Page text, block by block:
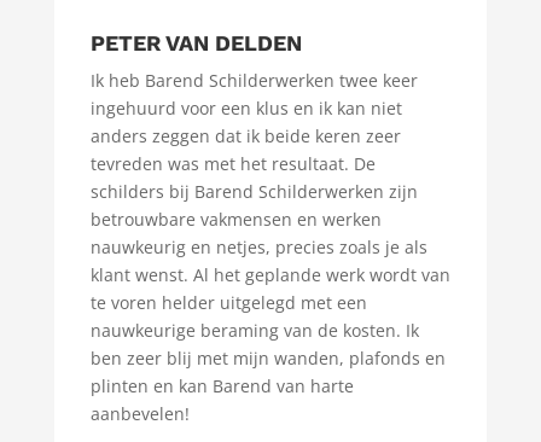
PETER VAN DELDEN
Ik heb Barend Schilderwerken twee keer
ingehuurd voor een klus en ik kan niet
anders zeggen dat ik beide keren zeer
tevreden was met het resultaat. De
schilders bij Barend Schilderwerken zijn
betrouwbare vakmensen en werken
nauwkeurig en netjes, precies zoals je als
klant wenst. Al het geplande werk wordt van
te voren helder uitgelegd met een
nauwkeurige beraming van de kosten. Ik
ben zeer blij met mijn wanden, plafonds en
plinten en kan Barend van harte
aanbevelen!